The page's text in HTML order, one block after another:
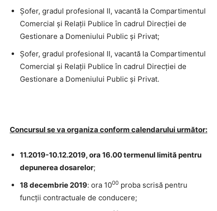
Şofer, gradul profesional II, vacantă la Compartimentul
Comercial și Relaţii Publice ȋn cadrul Direcţiei de
Gestionare a Domeniului Public și Privat;
Şofer, gradul profesional II, vacantă la Compartimentul
Comercial și Relaţii Publice ȋn cadrul Direcţiei de
Gestionare a Domeniului Public și Privat.
Concursul se va organiza conform calendarului următor:
11.2019-10.12.2019, ora 16.00 termenul limită pentru
depunerea dosarelor;
18 decembrie 2019: ora 1000 proba scrisă pentru
funcţii contractuale de conducere;